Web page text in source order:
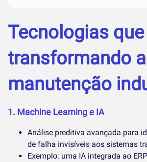
Tecnologias
transformando a
manutenção
1. Machine Learning e IA
Análise preditiva avançada para
de falha invisíveis aos sistemas
Exemplo: uma IA integrada ao